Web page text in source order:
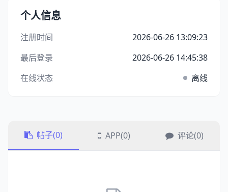
个人信息
注册时间
2026-06-26 13:09:23
最后登录
2026-06-26 14:45:38
在线状态
离线
帖子(0) APP(0) 评论(0)